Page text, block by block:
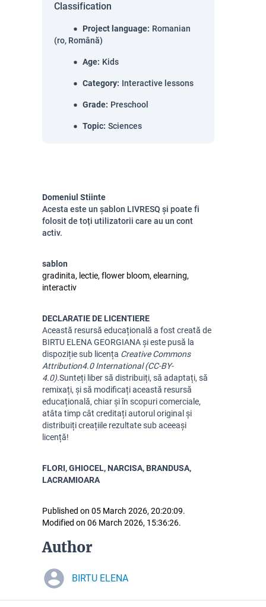
Classification
Project language: Romanian
(ro, Română)
Age: Kids
Category: Interactive lessons
Grade: Preschool
Topic: Sciences
Domeniul Stiinte
Acesta este un șablon LIVRESQ și poate fi
folosit de toți utilizatorii care au un cont
activ.
sablon
gradinita, lectie, flower bloom, elearning,
interactiv
DECLARATIE DE LICENTIERE
Această resursă educațională a fost creată de
BIRTU ELENA GEORGIANA și este pusă la
dispoziție sub licența Creative Commons
Attribution4.0 International (CC-BY-
4.0).Sunteți liber să distribuiți, să adaptați, să
remixați, și să modificați această resursă
educațională, chiar și în scopuri comerciale,
atâta timp cât creditați autorul original și
distribuiți creațiile rezultate sub aceeași
licență!
FLORI, GHIOCEL, NARCISA, BRANDUSA,
LACRAMIOARA
Published on 05 March 2026, 20:20:09.
Modified on 06 March 2026, 15:36:26.
Author
BIRTU ELENA